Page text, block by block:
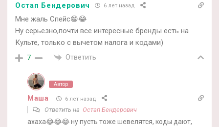
Остап Бендерович 6 лет назад
Мне жаль Спейс😁😂
Ну серьезно,почти все интересные бренды есть на
Культе, только с вычетом налога и кодами)
7 Ответить
Автор
Маша 6 лет назад
Ответить на Остап Бендерович
ахаха😂😂😂 ну пусть тоже шевелятся, коды дают,